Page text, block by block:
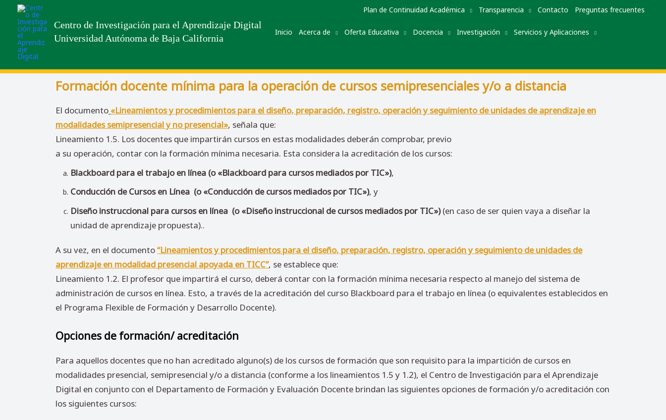
Plan de Continuidad Académica Transparencia Contacto Preguntas frecuentes
Centro de Investigación para el Aprendizaje Digital
Universidad Autónoma de Baja California
Inicio Acerca de Oferta Educativa Docencia Investigación Servicios y Aplicaciones
Formación docente mínima para la operación de cursos semipresenciales y/o a distancia
El documento «Lineamientos y procedimientos para el diseño, preparación, registro, operación y seguimiento de unidades de aprendizaje en
modalidades semipresencial y no presencial», señala que:
Lineamiento 1.5. Los docentes que impartirán cursos en estas modalidades deberán comprobar, previo
a su operación, contar con la formación mínima necesaria. Esta considera la acreditación de los cursos:
Blackboard para el trabajo en línea (o «Blackboard para cursos mediados por TIC»),
Conducción de Cursos en Línea (o «Conducción de cursos mediados por TIC»), y
Diseño instruccional para cursos en línea (o «Diseño instruccional de cursos mediados por TIC»)(en caso de ser quien vaya a diseñar la
unidad de aprendizaje propuesta)..
A su vez, en el documento“Lineamientos y procedimientos para el diseño, preparación, registro, operación y seguimiento de unidades de
aprendizaje en modalidad presencial apoyada en TICC”, se establece que:
Lineamiento 1.2. El profesor que impartirá el curso, deberá contar con la formación mínima necesaria respecto al manejo del sistema de
administración de cursos en línea. Esto, a través de la acreditación del curso Blackboard para el trabajo en línea (o equivalentes establecidos en
el Programa Flexible de Formación y Desarrollo Docente).
Opciones de formación/ acreditación
Para aquellos docentes que no han acreditado alguno(s) de los cursos de formación que son requisito para la impartición de cursos en
modalidades presencial, semipresencial y/o a distancia (conforme a los lineamientos 1.5 y 1.2), el Centro de Investigación para el Aprendizaje
Digital en conjunto con el Departamento de Formación y Evaluación Docente brindan las siguientes opciones de formación y/o acreditación con
los siguientes cursos: